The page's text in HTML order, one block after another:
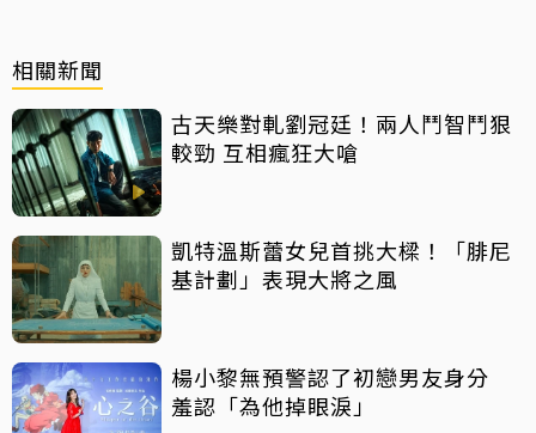
相關新聞
古天樂對軋劉冠廷！兩人鬥智鬥狠
較勁 互相瘋狂大嗆
凱特溫斯蕾女兒首挑大樑！「腓尼
基計劃」表現大將之風
楊小黎無預警認了初戀男友身分
羞認「為他掉眼淚」